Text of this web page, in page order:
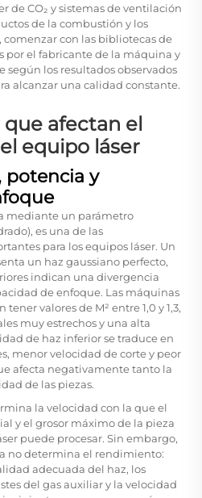
de CO₂ y sistemas de ventilación
de la combustión y los
con las bibliotecas de
por el fabricante de la máquina y
según los resultados observados
alcanzar una calidad constante.
que afectan el
equipo láser
potencia y
mediante un parámetro
es una de las
para los equipos láser. Un
un haz gaussiano perfecto,
indican una divergencia
de enfoque. Las máquinas
valores de M² entre 1,0 y 1,3,
muy estrechos y una alta
de haz inferior se traduce en
menor velocidad de corte y peor
afecta negativamente tanto la
de las piezas.
la velocidad con la que el
y el grosor máximo de la pieza
puede procesar. Sin embargo,
no determina el rendimiento:
adecuada del haz, los
del gas auxiliar y la velocidad